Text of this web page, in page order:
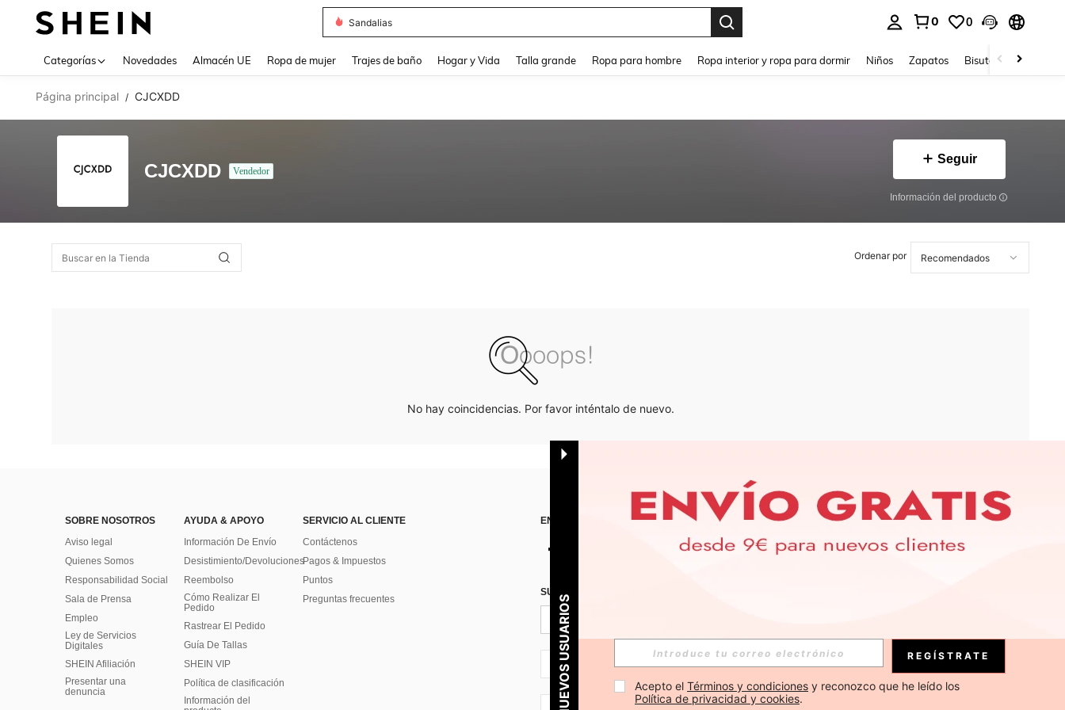
Sandalias
0 0
Categorías Novedades Almacén UE Ropa de mujer Trajes de baño Hogar y Vida Talla grande Ropa para hombre Ropa interior y ropa para dormir Niños Zapatos Bisutería Y
Página principal / CJCXDD
CJCXDD Vendedor
Seguir
Información del producto
Ordenar por
No hay coincidencias. Por favor inténtalo de nuevo.
SOBRE NOSOTROS
Aviso legal
Quienes Somos
Responsabilidad Social
Sala de Prensa
Empleo
Ley de Servicios
Digitales
SHEIN Afiliación
Presentar una
denuncia
AYUDA & APOYO
Información De Envío
Desistimiento/Devoluciones
Reembolso
Cómo Realizar El
Pedido
Rastrear El Pedido
Guía De Tallas
SHEIN VIP
Política de clasificación
​Información del
SERVICIO AL CLIENTE
Contáctenos
Pagos & Impuestos
Puntos
Preguntas frecuentes
ENCUÉNTRANOS EN APP
SUSCRÍBETE PARA RECIBIR OFERTAS EXCLUSIVAS, PROMOCIONES Y NOTICIAS DE SHEIN
ES + 34
PARA NUEVOS USUARIOS REGÍSTRATE
Acepto el Términos y condiciones y reconozco que he leído los
Política de privacidad y cookies.